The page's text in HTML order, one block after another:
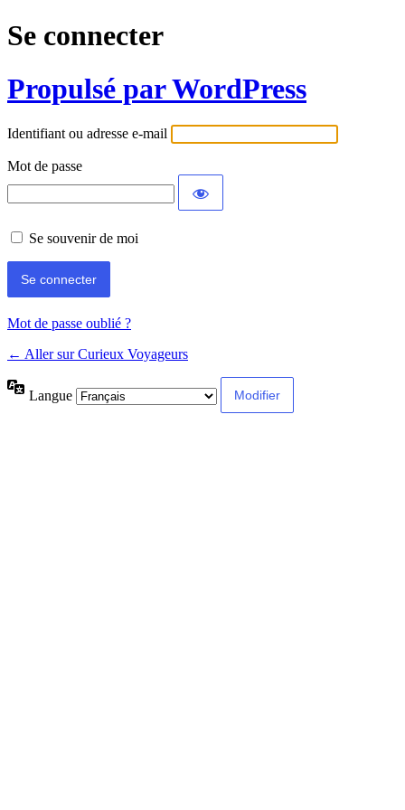
Se connecter
Propulsé par WordPress
Identifiant ou adresse e-mail
Mot de passe
Se souvenir de moi
Mot de passe oublié ?
← Aller sur Curieux Voyageurs
Langue